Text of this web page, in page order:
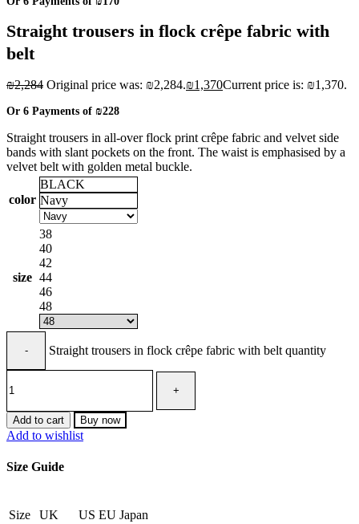
Straight trousers in flock crêpe fabric with
belt
₪2,284 Original price was: ₪2,284.₪1,370Current price is: ₪1,370.
Or 6 Payments of ₪228
Straight trousers in all-over flock print crêpe fabric and velvet side
bands with slant pockets on the front. The waist is emphasised by a
velvet belt with golden metal buckle.
color
BLACK
Navy
size
38
40
42
44
46
48
Straight trousers in flock crêpe fabric with belt quantity
Add to cart Buy now
Add to wishlist
Size Guide
Size UK US EU Japan